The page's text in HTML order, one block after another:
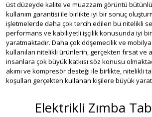
üst düzeyde kalite ve muazzam görüntü
kullanım garantisi ile birlikte iyi bir sonuç
işletmelerde daha çok tercih edilen bu nitelikli
performans ve kabiliyetli işçilik konusunda iyi
yaratmaktadır. Daha çok döşemecilik ve
kullanılan nitelikli ürünlerin, gerçekten fırsat ve
insanlara çok büyük katkısı söz konusu
akımı ve kompresör desteği ile birlikte, nitelikli
koşulları gerçekten kullanan kişilere büyük
Elektrikli Zımba